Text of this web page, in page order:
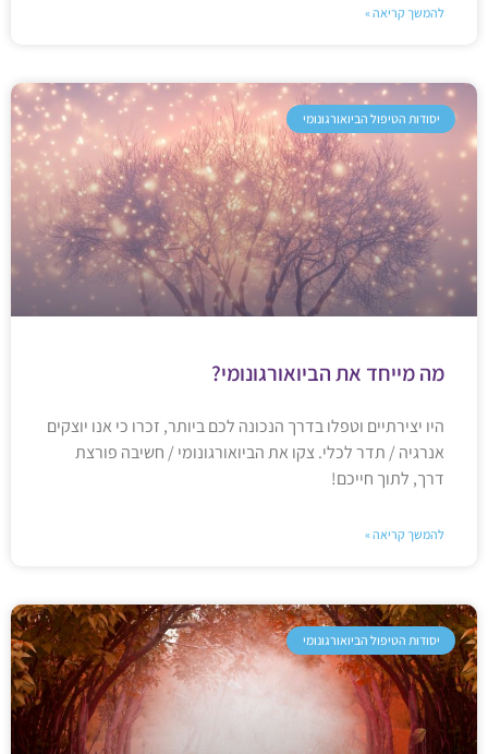
להמשך קריאה »
יסודות הטיפול הביואורגונומי
מה מייחד את הביואורגונומי?
היו יצירתיים וטפלו בדרך הנכונה לכם ביותר, זכרו כי אנו יוצקים
אנרגיה / תדר לכלי. צקו את הביואורגונומי / חשיבה פורצת
דרך, לתוך חייכם!
להמשך קריאה »
יסודות הטיפול הביואורגונומי